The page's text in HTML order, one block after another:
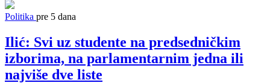
Politika pre 5 dana
Ilić: Svi uz studente na predsedničkim
izborima, na parlamentarnim jedna ili
najviše dve liste